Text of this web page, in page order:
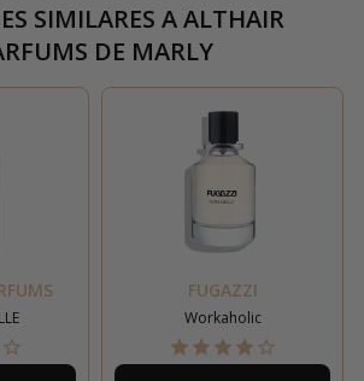
SIMILARES AALTHAIR
DE MARLY
FUGAZZI
Workaholic